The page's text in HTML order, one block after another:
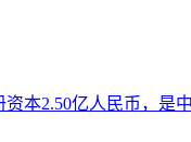
资本2.50亿人民币，